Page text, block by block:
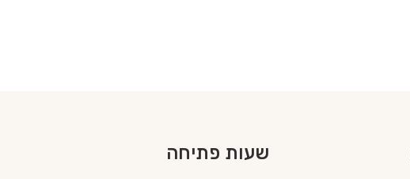
שעות פתיחה